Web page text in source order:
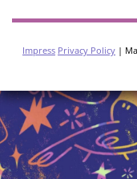
Impress Privacy Policy |